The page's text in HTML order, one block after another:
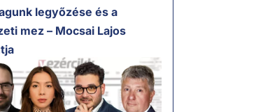
legyőzése és a
mez – Mocsai Lajos